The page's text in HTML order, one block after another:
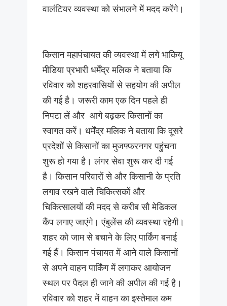
वालंटियर व्यवस्था को संभालने में मदद करेंगे।
किसान महापंचायत की व्यवस्था में लगे भाकियू
मीडिया प्रभारी धर्मेंद्र मलिक ने बताया कि
रविवार को शहरवासियों से सहयोग की अपील
की गई है। जरूरी काम एक दिन पहले ही
‌निपटा लें और आगे बढ़कर किसानों का
स्वागत करें। धर्मेंद्र मलिक ने बताया कि दूसरे
प्रदेशों से किसानों का मुजफ्फरनगर पहुंचना
शुरू हो गया है। लंगर सेवा शुरू कर दी गई
है। किसान परिवारों से और किसानी के प्रति
लगाव रखने वाले चिकित्सकों और
चिकित्सालयों की मदद से करीब सौ मेडिकल
कैंप लगाए जाएंगे। एंबुलेंस की व्यवस्था रहेगी।
शहर को जाम से बचाने के लिए पार्किंग बनाई
गई हैं। किसान पंचायत में आने वाले किसानों
से अपने वाहन पार्किंग में लगाकर आयोजन
स्थल पर पैदल ही जाने की अपील की गई है।
रविवार को शहर में वाहन का इस्तेमाल कम